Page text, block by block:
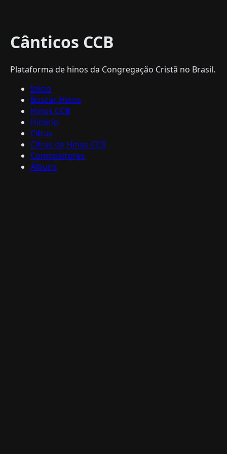
Cânticos CCB
Plataforma de hinos da Congregação Cristã no Brasil.
Início
Buscar Hinos
Hinos CCB
Hinário
Cifras
Cifras de Hinos CCB
Compositores
Álbuns